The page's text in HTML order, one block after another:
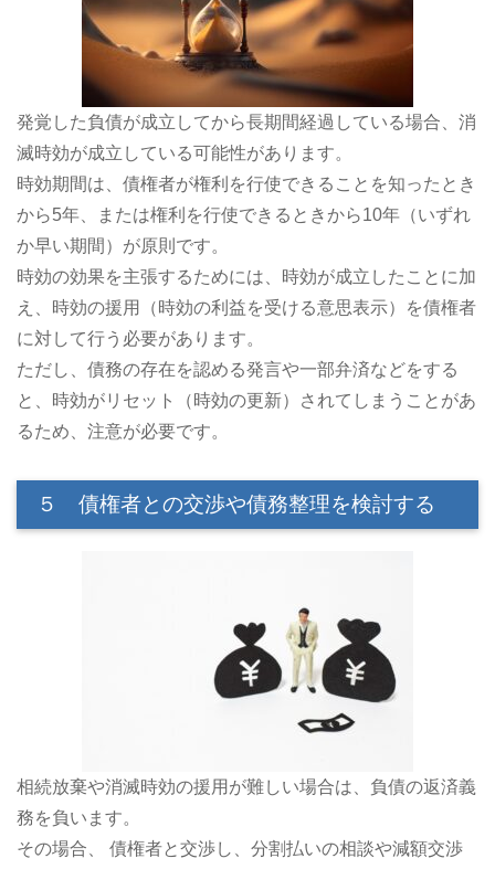
発覚した負債が成立してから長期間経過している場合、消
滅時効が成立している可能性があります。
時効期間は、債権者が権利を行使できることを知ったとき
から5年、または権利を行使できるときから10年（いずれ
か早い期間）が原則です。
時効の効果を主張するためには、時効が成立したことに加
え、時効の援用（時効の利益を受ける意思表示）を債権者
に対して行う必要があります。
ただし、債務の存在を認める発言や一部弁済などをする
と、時効がリセット（時効の更新）されてしまうことがあ
るため、注意が必要です。
５ 債権者との交渉や債務整理を検討する
相続放棄や消滅時効の援用が難しい場合は、負債の返済義
務を負います。
その場合、 債権者と交渉し、分割払いの相談や減額交渉